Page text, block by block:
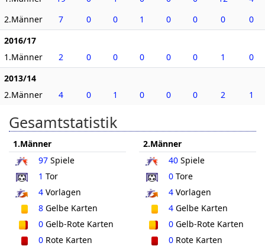
2.Männer
7 0 0 1 0 0 0
0
2016/17
1.Männer
2 0 0 0 0 0 1
0
2013/14
2.Männer
4 0 1 0 0 0 2 1
Gesamtstatistik
1.Männer
97 Spiele
1 Tor
4 Vorlagen
8 Gelbe Karten
0 Gelb-Rote Karten
0 Rote Karten
2.Männer
40Spiele
0Tore
4Vorlagen
4Gelbe Karten
0Gelb-Rote Karten
0Rote Karten